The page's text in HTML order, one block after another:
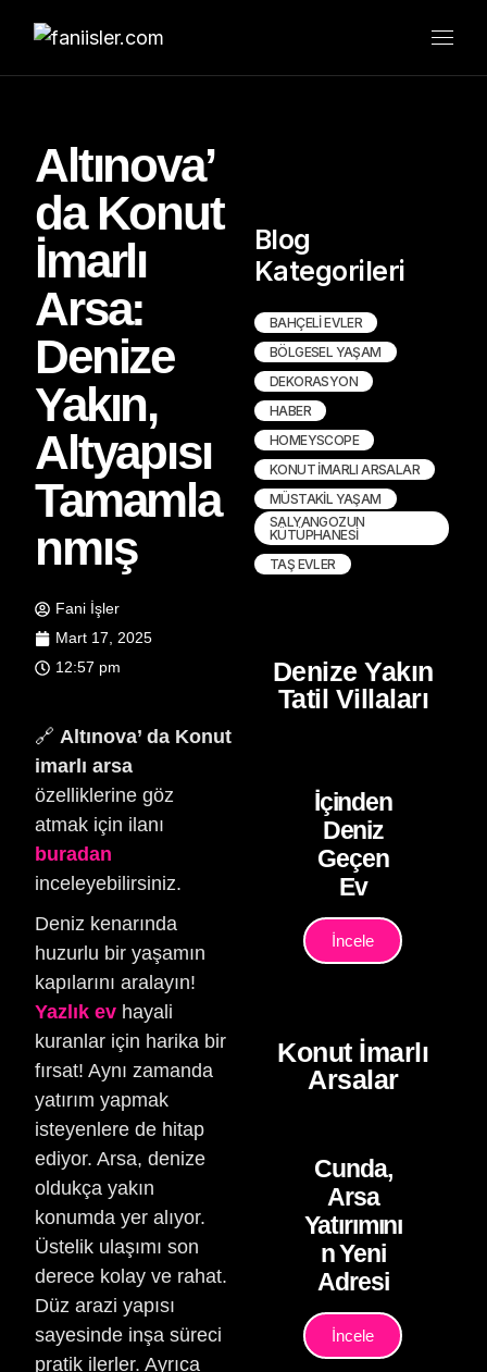
Altınova’
da Konut
İmarlı
Arsa:
Denize
Yakın,
Altyapısı
Tamamla
nmış
Fani İşler
Mart 17, 2025
12:57 pm
🔗Altınova’ da Konut
imarlı arsa
özelliklerine göz
atmak için ilanı
buradan
inceleyebilirsiniz.
Deniz kenarında
huzurlu bir yaşamın
kapılarını aralayın!
Yazlık ev hayali
kuranlar için harika bir
fırsat! Aynı zamanda
yatırım yapmak
isteyenlere de hitap
ediyor. Arsa, denize
oldukça yakın
konumda yer alıyor.
Üstelik ulaşımı son
derece kolay ve rahat.
Düz arazi yapısı
sayesinde inşa süreci
pratik ilerler. Ayrıca
Blog
Kategorileri
BAHÇELI EVLER
BÖLGESEL YAŞAM
DEKORASYON
HABER
HOMEYSCOPE
KONUT İMARLI ARSALAR
MÜSTAKIL YAŞAM
SALYANGOZUN
KÜTÜPHANESI
TAŞ EVLER
Denize Yakın
Tatil Villaları
İçinden
Deniz
Geçen
Ev
İncele
Konut İmarlı
Arsalar
Cunda,
Arsa
Yatırımını
n Yeni
Adresi
İncele